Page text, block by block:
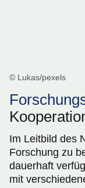
© Lukas/pexels
Im Leitbild des
Forschung zu
dauerhaft
mit